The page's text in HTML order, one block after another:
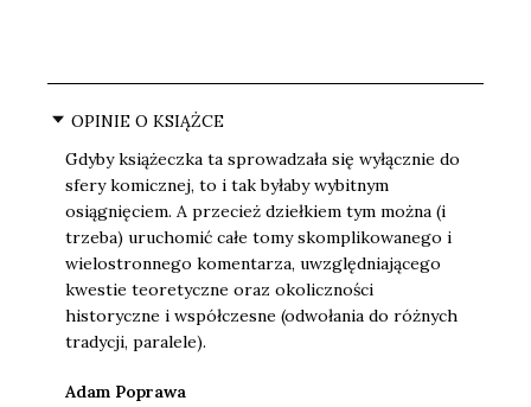
OPINIE O KSIĄŻCE
Gdyby książeczka ta sprowadzała się wyłącznie do
sfery komicznej, to i tak byłaby wybitnym
osiągnięciem. A przecież dziełkiem tym można (i
trzeba) uruchomić całe tomy skomplikowanego i
wielostronnego komentarza, uwzględniającego
kwestie teoretyczne oraz okoliczności
historyczne i współczesne (odwołania do różnych
tradycji, paralele).
Adam Poprawa